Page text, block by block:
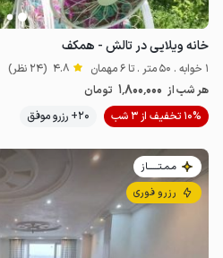
2.8میلیون
خانه ویلایی در تالش - همکف
1 خوابه . 50 متر . تا 6 مهمان 4.8 (24 نظر)
هر شب از 1٬800٬000 تومان
10% تخفیف از 3 شب
20+ رزرو موفق
مـمـتــــــاز
رزرو فوری